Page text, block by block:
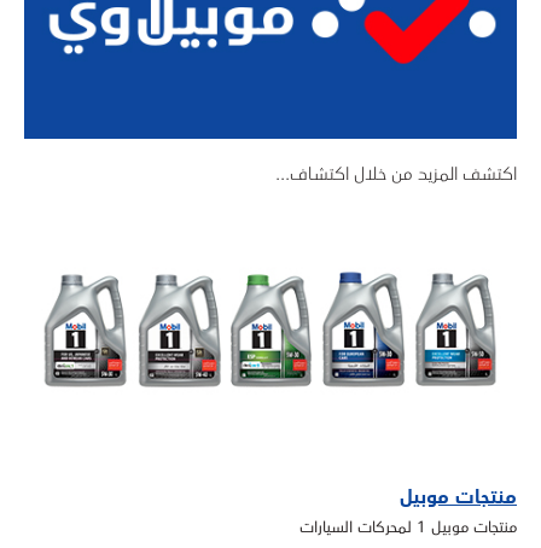
اكتشف المزيد من خلال اكتشاف...
منتجات موبيل
منتجات موبيل 1 لمحركات السيارات